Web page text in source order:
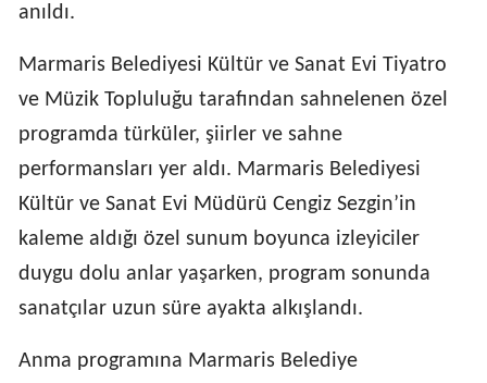
anıldı.
Marmaris Belediyesi Kültür ve Sanat Evi Tiyatro
ve Müzik Topluluğu tarafından sahnelenen özel
programda türküler, şiirler ve sahne
performansları yer aldı. Marmaris Belediyesi
Kültür ve Sanat Evi Müdürü Cengiz Sezgin’in
kaleme aldığı özel sunum boyunca izleyiciler
duygu dolu anlar yaşarken, program sonunda
sanatçılar uzun süre ayakta alkışlandı.
Anma programına Marmaris Belediye